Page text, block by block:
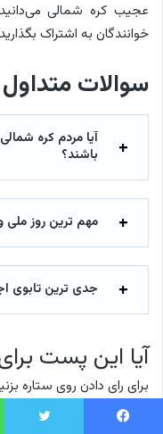
عجیب کره شمالی
خوانندگان به اشتراک
سوالات متداول
آیا مردم کره
باشند؟
مهم ترین روز
جدی ترین تابوی
آیا این پست
برای رای دادن روی ستاره